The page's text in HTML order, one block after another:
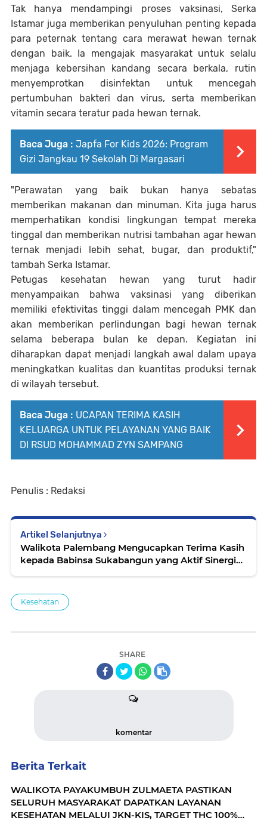
Tak hanya mendampingi proses vaksinasi, Serka
Istamar juga memberikan penyuluhan penting kepada
para peternak tentang cara merawat hewan ternak
dengan baik. Ia mengajak masyarakat untuk selalu
menjaga kebersihan kandang secara berkala, rutin
menyemprotkan disinfektan untuk mencegah
pertumbuhan bakteri dan virus, serta memberikan
vitamin secara teratur pada hewan ternak.
Baca Juga : Japfa For Kids 2026: Program
Gizi Jangkau 19 Sekolah Di Margasari
"Perawatan yang baik bukan hanya sebatas
memberikan makanan dan minuman. Kita juga harus
memperhatikan kondisi lingkungan tempat mereka
tinggal dan memberikan nutrisi tambahan agar hewan
ternak menjadi lebih sehat, bugar, dan produktif,"
tambah Serka Istamar.
Petugas kesehatan hewan yang turut hadir
menyampaikan bahwa vaksinasi yang diberikan
memiliki efektivitas tinggi dalam mencegah PMK dan
akan memberikan perlindungan bagi hewan ternak
selama beberapa bulan ke depan. Kegiatan ini
diharapkan dapat menjadi langkah awal dalam upaya
meningkatkan kualitas dan kuantitas produksi ternak
di wilayah tersebut.
Baca Juga : UCAPAN TERIMA KASIH
KELUARGA UNTUK PELAYANAN YANG BAIK
DI RSUD MOHAMMAD ZYN SAMPANG
Penulis : Redaksi
Artikel Selanjutnya
Walikota Palembang Mengucapkan Terima Kasih
kepada Babinsa Sukabangun yang Aktif Sinergi
Kesehatan
SHARE
komentar
Berita Terkait
WALIKOTA PAYAKUMBUH ZULMAETA PASTIKAN
SELURUH MASYARAKAT DAPATKAN LAYANAN
KESEHATAN MELALUI JKN-KIS, TARGET THC 100%